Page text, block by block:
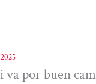
va por buen